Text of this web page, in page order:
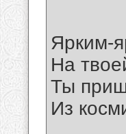
Ярким-
На
Ты
Из